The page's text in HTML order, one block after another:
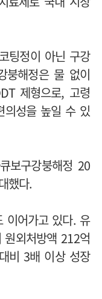
팅정이 아닌 구강
붕해정은 물 없이
제형으로, 고령
의성을 높일 수 있
보구강붕해정 20
했다.
이어가고 있다. 유
외처방액 212억
비 3배 이상 성장